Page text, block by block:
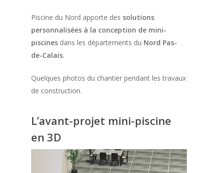
Piscine du Nord apporte des solutions
personnalisées à la conception de mini-
piscines dans les départements du Nord Pas-
de-Calais.
Quelques photos du chantier pendant les travaux
de construction.
L’avant-projet mini-piscine
en 3D